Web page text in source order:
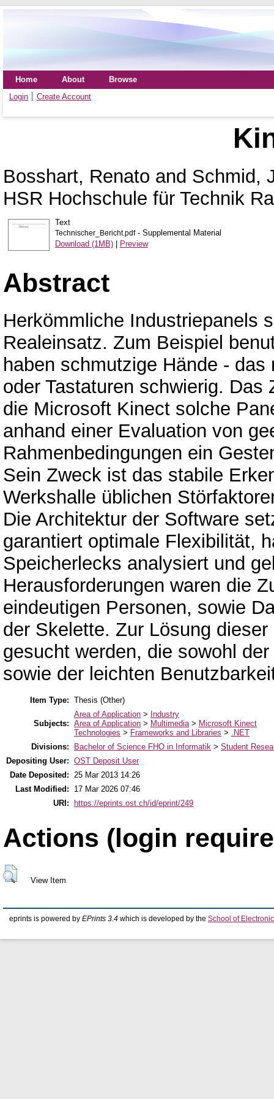
Home About
Browse
Login
Create Account
Bosshart, Renato and Schmid,
HSR Hochschule für Technik
Text
Technischer_Bericht.pdf- Supplemental Material
Download (1MB)| Preview
Abstract
Herkömmliche Industriepanels
Realeinsatz. Zum Beispiel
haben schmutzige Hände -
oder Tastaturen schwierig.
die Microsoft Kinect solche
anhand einer Evaluation von
Rahmenbedingungen ein
Sein Zweck ist das stabile
Werkshalle üblichen
Die Architektur der Software
garantiert optimale Flexibilität,
Speicherlecks analysiert und
Herausforderungen waren die
eindeutigen Personen, sowie
der Skelette. Zur Lösung
gesucht werden, die sowohl
sowie der leichten
Item Type: Thesis (Other)
Subjects:
Area of Application > Industry
Area of Application > Multimedia> Microsoft Kinect
Technologies > Frameworks and Libraries > .NET
Divisions:
Bachelor of Science FHO in Informatik > Student
Depositing User: OST Deposit User
Date Deposited: 25 Mar 2013 14:26
Last Modified:
17 Mar 2026 07:46
URI:
https://eprints.ost.ch/id/eprint/249
Actions (login
View Item
eprints is powered by EPrints 3.4 which is developed by the School of